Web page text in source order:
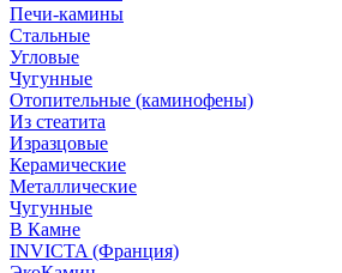
Печи-камины
Стальные
Угловые
Чугунные
Отопительные (каминофены)
Из стеатита
Изразцовые
Керамические
Металлические
Чугунные
В Камне
INVICTA (Франция)